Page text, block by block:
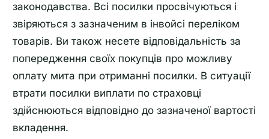
законодавства. Всі посилки просвічуються і
звіряються з зазначеним в інвойсі переліком
товарів. Ви також несете відповідальність за
попередження своїх покупців про можливу
оплату мита при отриманні посилки. В ситуації
втрати посилки виплати по страховці
здійснюються відповідно до зазначеної вартості
вкладення.